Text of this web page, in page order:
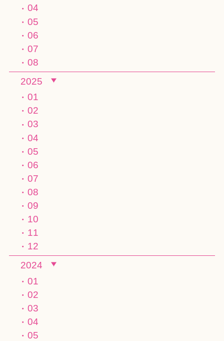
04
05
06
07
08
2025
01
02
03
04
05
06
07
08
09
10
11
12
2024
01
02
03
04
05